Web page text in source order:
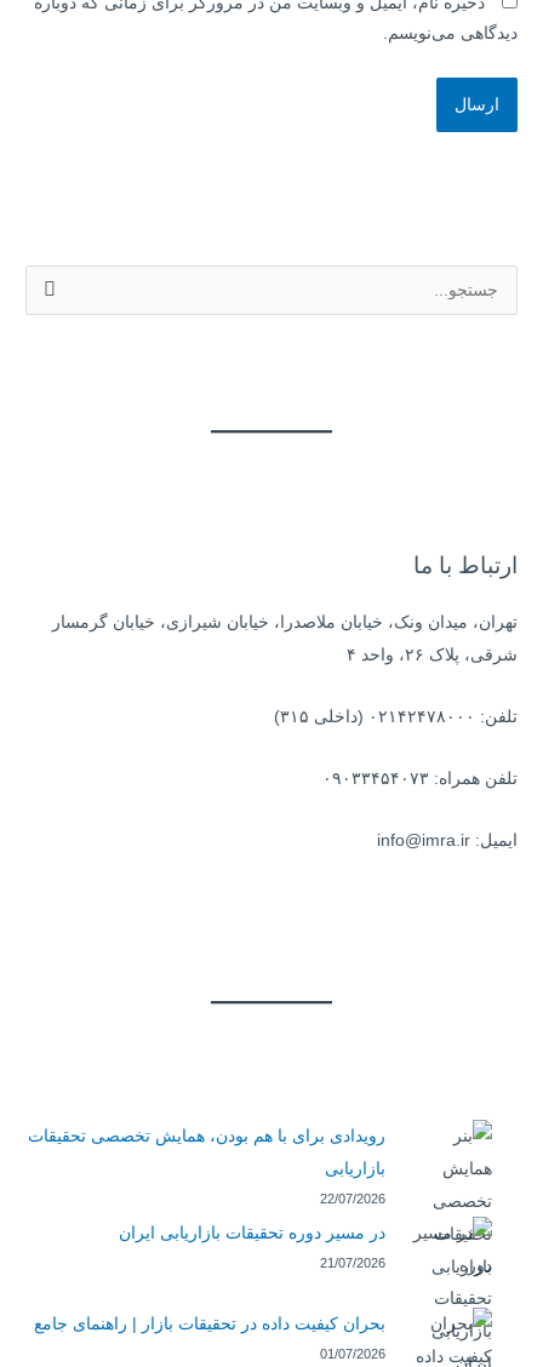
دیدگاهی می‌نویسم.
یارتباط با ما
تهران، میدان ونک، خیابان ملاصدرا، خیابان شیرازی، خیابان گرمسار
شرقی، پلاک ۲۶، واحد ۴
تلفن: ۰۲۱۴۲۴۷۸۰۰۰ (داخلی ۳۱۵)
تلفن همراه: ۰۹۰۳۳۴۵۴۰۷۳
ایمیل: info@imra.ir
رویدادی برای با هم بودن، همایش تخصصی تحقیقات
بازاریابی
22/07/2026
در مسیر دوره تحقیقات بازاریابی ایران
21/07/2026
بحران کیفیت داده در تحقیقات بازار | راهنمای جامع
01/07/2026